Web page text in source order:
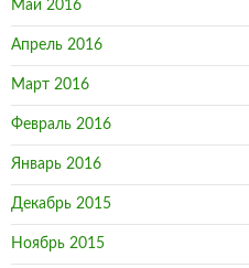
Май 2016
Апрель 2016
Март 2016
Февраль 2016
Январь 2016
Декабрь 2015
Ноябрь 2015